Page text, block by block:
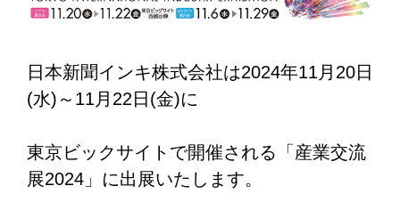
日本新聞インキ株式会社は2024年11月20日
(水)～11月22日(金)に
東京ビックサイトで開催される「産業交流
展2024」に出展いたします。